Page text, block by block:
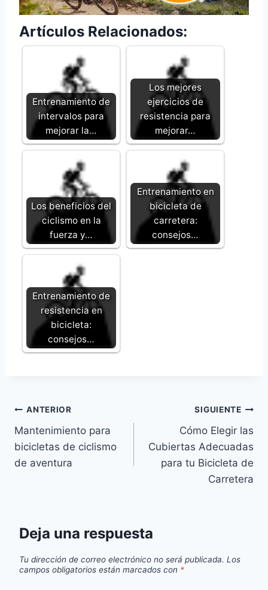
Artículos Relacionados:
Entrenamiento de
intervalos para
mejorar la…
Los mejores
ejercicios de
resistencia para
mejorar…
Los beneficios del
ciclismo en la
fuerza y…
Entrenamiento en
bicicleta de
carretera:
consejos…
Entrenamiento de
resistencia en
bicicleta:
consejos…
Navegación
de
entradas
ANTERIOR
Mantenimiento para
bicicletas de ciclismo
de aventura
SIGUIENTE
Cómo Elegir las
Cubiertas Adecuadas
para tu Bicicleta de
Carretera
Deja una respuesta
Tu dirección de correo electrónico no será publicada. Los
campos obligatorios están marcados con *